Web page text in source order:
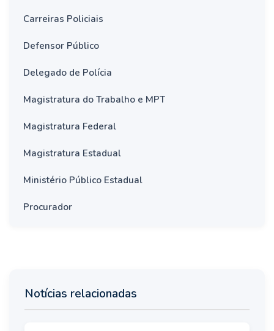
Carreiras Policiais
Defensor Público
Delegado de Polícia
Magistratura do Trabalho e MPT
Magistratura Federal
Magistratura Estadual
Ministério Público Estadual
Procurador
Notícias relacionadas